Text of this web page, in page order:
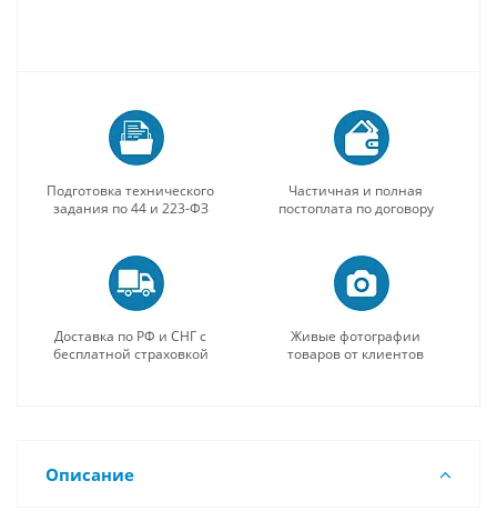
Подготовка технического
задания по 44 и 223-ФЗ
Частичная и полная
постоплата по договору
Доставка по РФ и СНГ с
бесплатной страховкой
Живые фотографии
товаров от клиентов
Описание